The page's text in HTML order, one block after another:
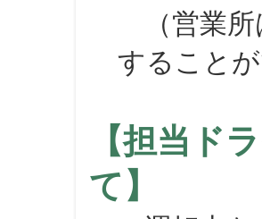
（営業所
すること
【担当ド
て】